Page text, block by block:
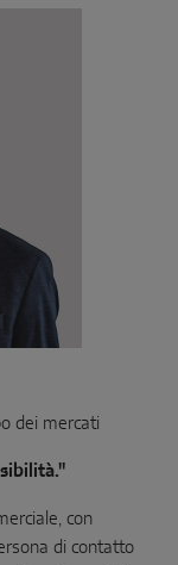
dei mercati
con
di contatto